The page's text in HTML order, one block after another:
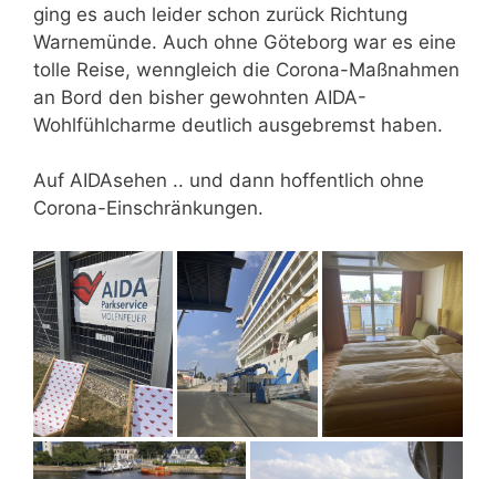
ging es auch leider schon zurück Richtung
Warnemünde. Auch ohne Göteborg war es eine
tolle Reise, wenngleich die Corona-Maßnahmen
an Bord den bisher gewohnten AIDA-
Wohlfühlcharme deutlich ausgebremst haben.
Auf AIDAsehen .. und dann hoffentlich ohne
Corona-Einschränkungen.